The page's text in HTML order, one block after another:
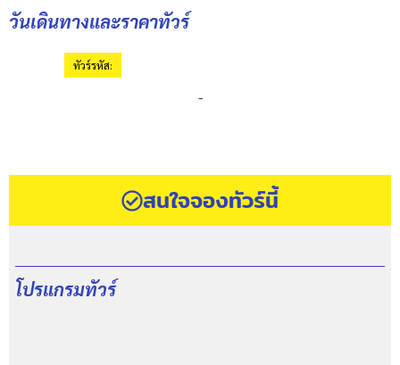
วันเดินทางและราคาทัวร์
ทัวร์รหัส:
-
สนใจจองทัวร์นี้
โปรแกรมทัวร์